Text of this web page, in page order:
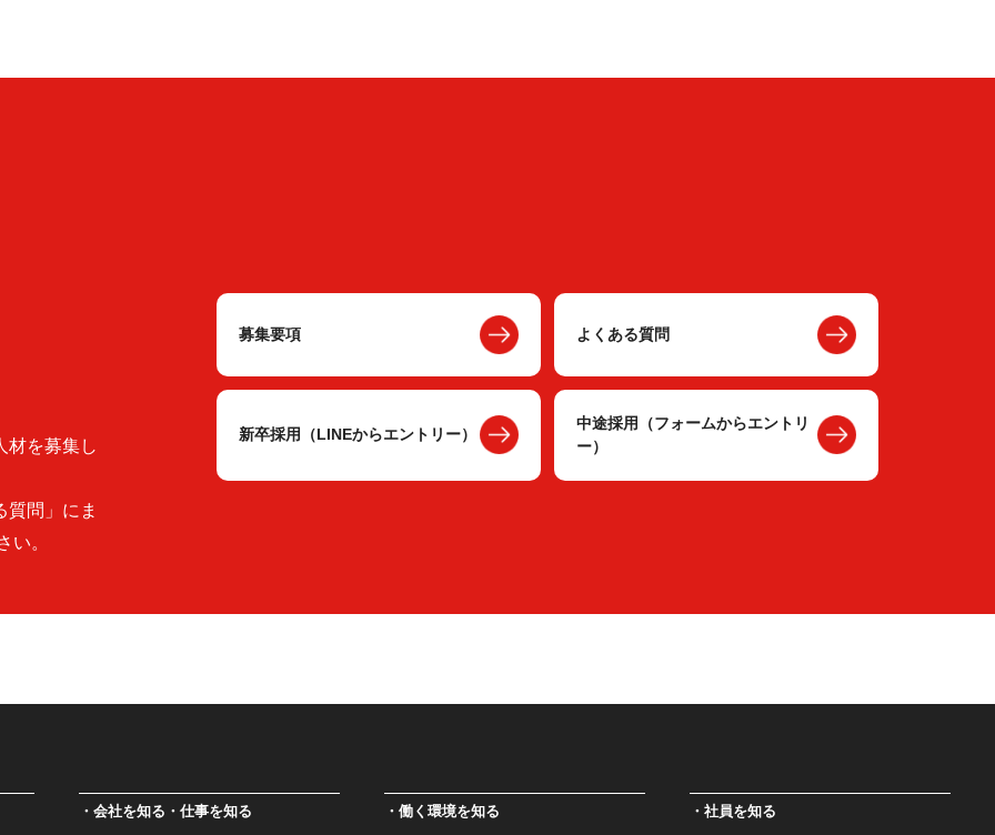
材を募集し
質問」にま
い。
募集要項 よくある質問
新卒採用（LINEからエントリー）
中途採用（フォームからエントリ
ー）
会社を知る・仕事を知る 働く環境を知る 社員を知る